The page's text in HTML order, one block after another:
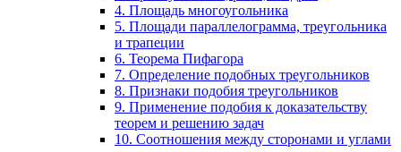
4. Площадь многоугольника
5. Площади параллелограмма, треугольника
и трапеции
6. Теорема Пифагора
7. Определение подобных треугольников
8. Признаки подобия треугольников
9. Применение подобия к доказательству
теорем и решению задач
10. Соотношения между сторонами и углами